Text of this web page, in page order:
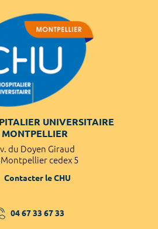
UNIVERSITAIRE
MONTPELLIER
du Doyen Giraud
Montpellier cedex 5
Contacter le CHU
04 67 33 67 33